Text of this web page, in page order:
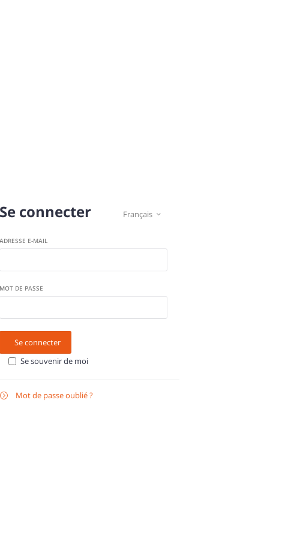
Français 
Se connecter
ADRESSE E-MAIL
MOT DE PASSE
Se connecter
Se souvenir de moi
 Mot de passe oublié ?